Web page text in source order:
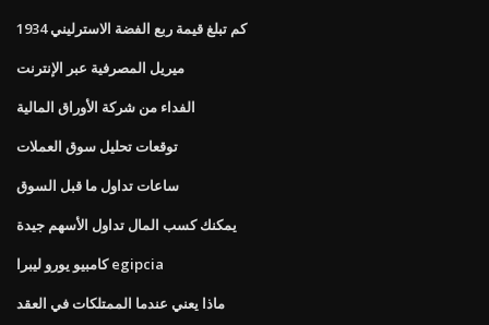
كم تبلغ قيمة ربع الفضة الاسترليني 1934
ميريل المصرفية عبر الإنترنت
الفداء من شركة الأوراق المالية
توقعات تحليل سوق العملات
ساعات تداول ما قبل السوق
يمكنك كسب المال تداول الأسهم جيدة
كامبيو يورو ليبرا egipcia
ماذا يعني عندما الممتلكات في العقد